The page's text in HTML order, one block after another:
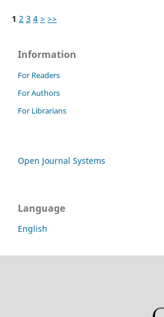
1 2 3 4 > >>
Information
For Readers
For Authors
For Librarians
Open Journal Systems
Language
English